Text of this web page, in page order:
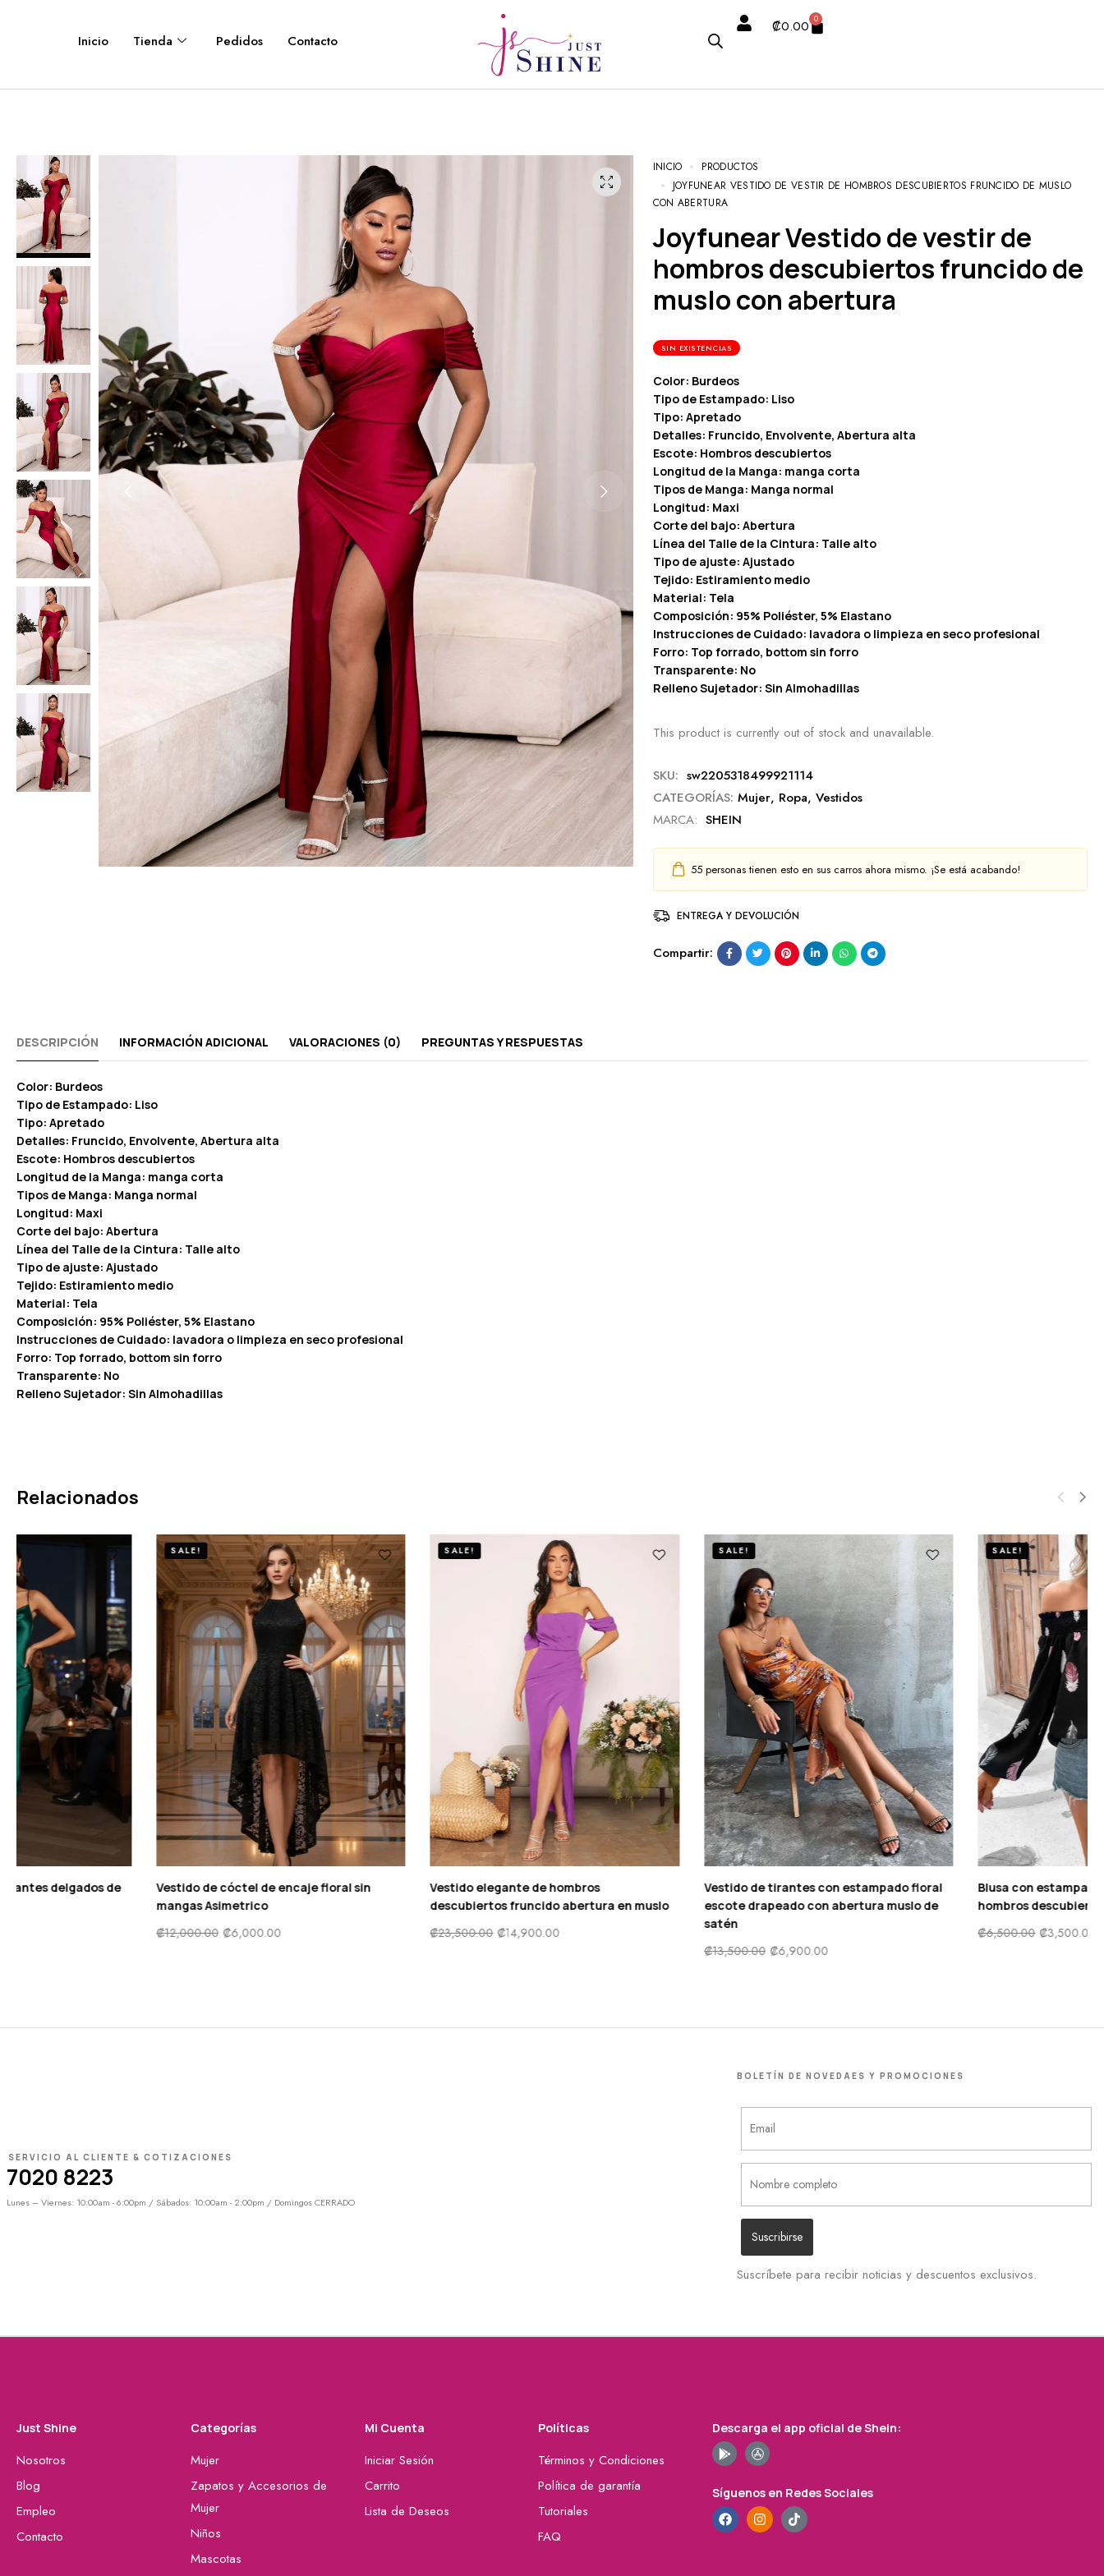
Inicio Tienda Pedidos Contacto
₡0.00 0
INICIO
PRODUCTOS
JOYFUNEAR VESTIDO DE VESTIR DE HOMBROS DESCUBIERTOS FRUNCIDO DE MUSLO
CON ABERTURA
Joyfunear Vestido de vestir de
hombros descubiertos fruncido de
muslo con abertura
SIN EXISTENCIAS
Color: Burdeos
Tipo de Estampado: Liso
Tipo: Apretado
Detalles: Fruncido, Envolvente, Abertura alta
Escote: Hombros descubiertos
Longitud de la Manga: manga corta
Tipos de Manga: Manga normal
Longitud: Maxi
Corte del bajo: Abertura
Línea del Talle de la Cintura: Talle alto
Tipo de ajuste: Ajustado
Tejido: Estiramiento medio
Material: Tela
Composición: 95% Poliéster, 5% Elastano
Instrucciones de Cuidado: lavadora o limpieza en seco profesional
Forro: Top forrado, bottom sin forro
Transparente: No
Relleno Sujetador: Sin Almohadillas
This product is currently out of stock and unavailable.
SKU: sw2205318499921114
CATEGORÍAS: Mujer, Ropa, Vestidos
MARCA: SHEIN
55personas tienen esto en sus carros ahora mismo. ¡Se está acabando!
ENTREGA Y DEVOLUCIÓN
Compartir:
DESCRIPCIÓN INFORMACIÓN ADICIONAL VALORACIONES (0) PREGUNTAS Y RESPUESTAS
Color: Burdeos
Tipo de Estampado: Liso
Tipo: Apretado
Detalles: Fruncido, Envolvente, Abertura alta
Escote: Hombros descubiertos
Longitud de la Manga: manga corta
Tipos de Manga: Manga normal
Longitud: Maxi
Corte del bajo: Abertura
Línea del Talle de la Cintura: Talle alto
Tipo de ajuste: Ajustado
Tejido: Estiramiento medio
Material: Tela
Composición: 95% Poliéster, 5% Elastano
Instrucciones de Cuidado: lavadora o limpieza en seco profesional
Forro: Top forrado, bottom sin forro
Transparente: No
Relleno Sujetador: Sin Almohadillas
Relacionados
Vestido Elegante de tirantes delgados de
SALE!
Vestido de cóctel de encaje floral sin
Vestido elegante de hombros
descubiertos fruncido abertura en muslo
Vestido de tirantes con estampado floral
escote drapeado con abertura muslo de
SERVICIO AL CLIENTE & COTIZACIONES
7020 8223
Lunes – Viernes: 10:00am - 6:00pm / Sábados: 10:00am - 2:00pm / Domingos CERRADO
BOLETÍN DE NOVEDAES Y PROMOCIONES
Suscríbete para recibir noticias y descuentos exclusivos.
Just Shine
Nosotros
Blog
Empleo
Contacto
Categorías
Mujer
Zapatos y Accesorios de
Mujer
Niños
Mascotas
Mi Cuenta
Iniciar Sesión
Carrito
Lista de Deseos
Políticas
Términos y Condiciones
Política de garantía
Tutoriales
FAQ
Descarga el app oficial de Shein:
Síguenos en Redes Sociales